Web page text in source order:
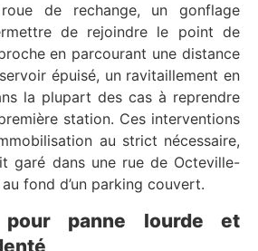
de rechange, un gonflage
de rejoindre le point de
en parcourant une distance
épuisé, un ravitaillement en
la plupart des cas à reprendre
station. Ces interventions
au strict nécessaire,
garé dans une rue de Octeville-
fond d’un parking couvert.
pour panne lourde et